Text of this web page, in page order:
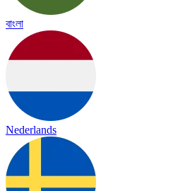
বাংলা
Nederlands